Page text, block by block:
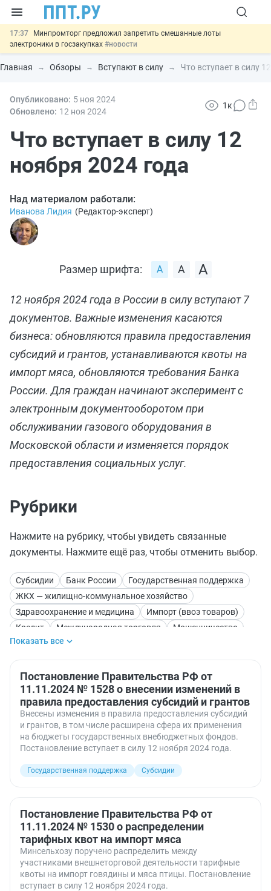
17:37
Минпромторг предложил запретить смешанные лоты
электроники в госзакупках #новости
17:13 Подписан указ об отмене спецрежима для вкладов физлиц из
недружественных стран
#новости
15:51 МВД запускает автоматическое аннулирование патента
иностранцев за неуплату НДФЛ
банковской гарантией
Главная Обзоры Вступают в силу Что вступает в силу
Опубликовано: 5 ноя 2024
Обновлено: 12 ноя 2024
1к
Что вступает в силу 12
ноября 2024 года
Над материалом работали:
Иванова Лидия (Редактор-эксперт)
Размер шрифта:
12 ноября 2024 года в России в силу вступают 7
документов. Важные изменения касаются
бизнеса: обновляются правила предоставления
субсидий и грантов, устанавливаются квоты на
импорт мяса, обновляются требования Банка
России. Для граждан начинают эксперимент с
электронным документооборотом при
обслуживании газового оборудования в
Московской области и изменяется порядок
предоставления социальных услуг.
Рубрики
Нажмите на рубрику, чтобы увидеть связанные
документы. Нажмите ещё раз, чтобы отменить выбор.
Субсидии Банк России
Государственная поддержка
ЖКХ — жилищно-коммунальное хозяйство
Здравоохранение и медицина
Импорт (ввоз товаров)
Кредит
Международная торговля
Мошенничество
Муниципальная собственность
Социальные гарантии
Тарифные квоты
Электронные документы
Электронный документооборот
Показать все
Постановление Правительства РФ от
11.11.2024 № 1528 о внесении изменений в
правила предоставления субсидий и грантов
Внесены изменения в правила предоставления субсидий
и грантов, в том числе расширена сфера их применения
на бюджеты государственных внебюджетных фондов.
Постановление вступает в силу 12 ноября 2024 года.
Государственная поддержка Субсидии
Постановление Правительства РФ от
11.11.2024 № 1530 о распределении
тарифных квот на импорт мяса
Минсельхозу поручено распределить между
участниками внешнеторговой деятельности тарифные
квоты на импорт говядины и мяса птицы. Постановление
вступает в силу 12 ноября 2024 года.